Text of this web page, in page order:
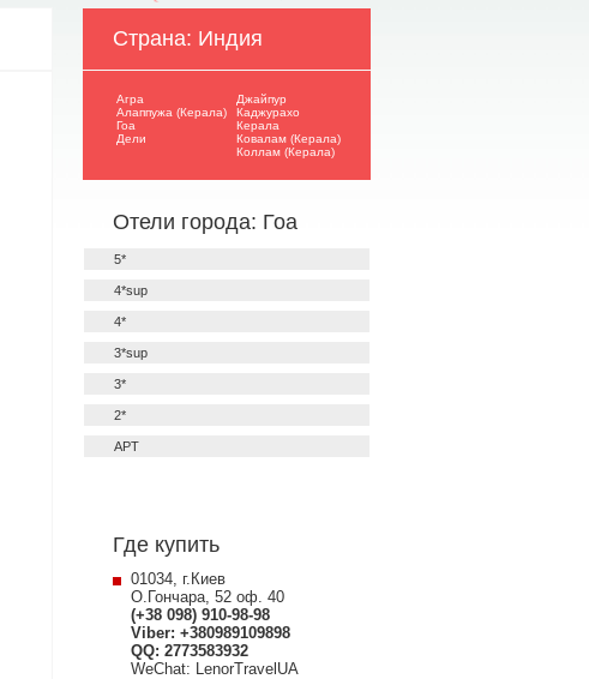
Страна: Индия
Агра
Алаппужа (Керала)
Гоа
Дели
Джайпур
Каджурахо
Керала
Ковалам (Керала)
Коллам (Керала)
Отели города: Гоа
5*
4*sup
4*
3*sup
3*
2*
APT
Где купить
01034, г.Киев
О.Гончара, 52 оф. 40
(+38 098) 910-98-98
Viber: +380989109898
QQ: 2773583932
WeChat: LenorTravelUA